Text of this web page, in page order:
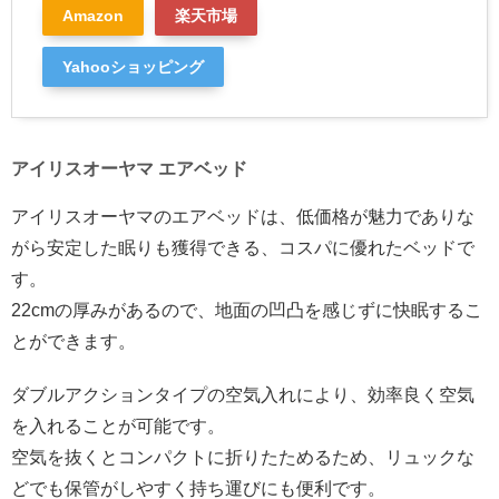
Amazon 楽天市場
Yahooショッピング
アイリスオーヤマ エアベッド
アイリスオーヤマのエアベッドは、低価格が魅力でありな
がら安定した眠りも獲得できる、コスパに優れたベッドで
す。
22cmの厚みがあるので、地面の凹凸を感じずに快眠するこ
とができます。
ダブルアクションタイプの空気入れにより、効率良く空気
を入れることが可能です。
空気を抜くとコンパクトに折りたためるため、リュックな
どでも保管がしやすく持ち運びにも便利です。